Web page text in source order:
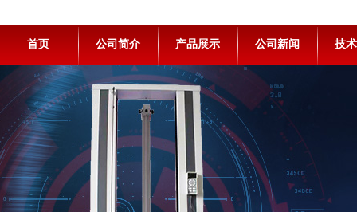
首页 公司简介 产品展示 公司新闻 技